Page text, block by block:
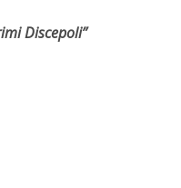
Discepoli”